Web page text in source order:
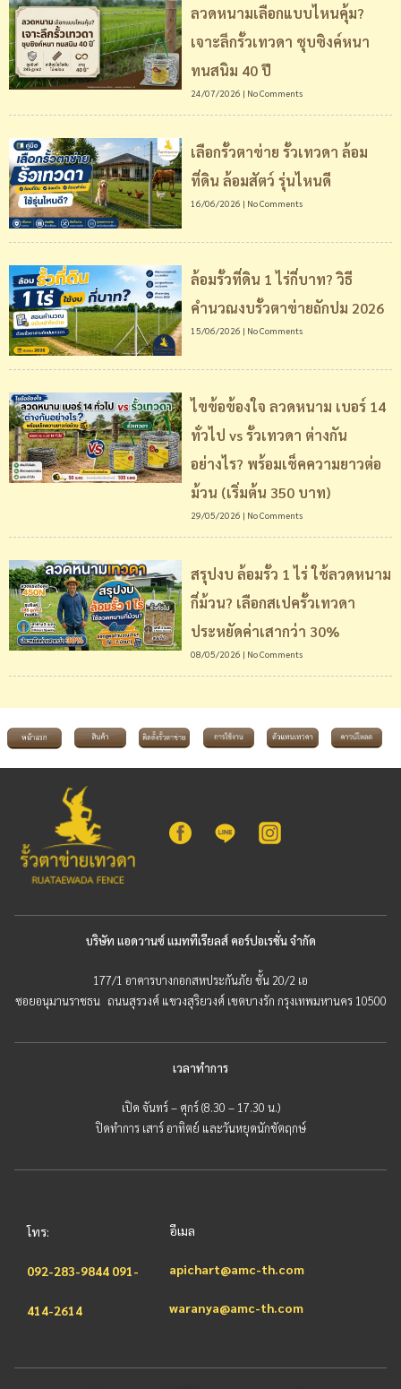
ลวดหนามเลือกแบบไหนคุ้ม?
เจาะลึกรั้วเทวดา ชุบซิงค์หนา
ทนสนิม 40 ปี
24/07/2026 No Comments
เลือกรั้วตาข่าย รั้วเทวดา ล้อม
ที่ดิน ล้อมสัตว์ รุ่นไหนดี
16/06/2026 No Comments
ล้อมรั้วที่ดิน 1 ไร่กี่บาท? วิธี
คำนวณงบรั้วตาข่ายถักปม 2026
15/06/2026 No Comments
ไขข้อข้องใจ ลวดหนาม เบอร์ 14
ทั่วไป vs รั้วเทวดา ต่างกัน
อย่างไร? พร้อมเช็คความยาวต่อ
ม้วน (เริ่มต้น 350 บาท)
29/05/2026 No Comments
สรุปงบ ล้อมรั้ว 1 ไร่ ใช้ลวดหนาม
กี่ม้วน? เลือกสเปครั้วเทวดา
ประหยัดค่าเสากว่า 30%
08/05/2026 No Comments
บริษัท แอดวานซ์ แมททีเรียลส์ คอร์ปอเรชั่น จำกัด
177/1 อาคารบางกอกสหประกันภัย ชั้น 20/2 เอ
ซอยอนุมานราชธน ถนนสุรวงศ์ แขวงสุริยวงศ์ เขตบางรัก กรุงเทพมหานคร 10500
เวลาทำการ
เปิด จันทร์ – ศุกร์ (8.30 – 17.30 น.)
ปิดทำการ เสาร์ อาทิตย์ และวันหยุดนักขัตฤกษ์
โทร:
092-283-9844 091-
414-2614
อีเมล
apichart@amc-th.com
waranya@amc-th.com